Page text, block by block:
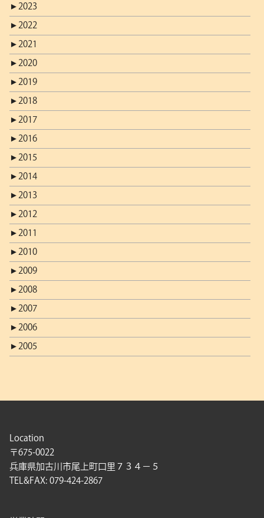
► 2023
► 2022
► 2021
► 2020
► 2019
► 2018
► 2017
► 2016
► 2015
► 2014
► 2013
► 2012
► 2011
► 2010
► 2009
► 2008
► 2007
► 2006
► 2005
Location
〒675-0022
兵庫県加古川市尾上町口里７３４－５
TEL&FAX: 079-424-2867